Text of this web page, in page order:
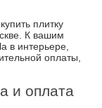
плитку
К вашим
в интерьере,
оплаты,
и оплата